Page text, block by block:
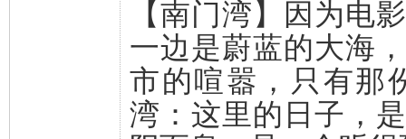
【南门湾】因为电
一边是蔚蓝的大海
市的喧嚣，只有那
湾：这里的日子，